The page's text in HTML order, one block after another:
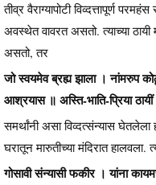
तीव्र वैराग्यापोटी विव्दत्तापूर्ण
अवस्थेत वावरत असतो. त्याच्या
असतो, तर
जो स्वयमेव ब्रह्य झाला । नांमरुप
आश्रयास ॥ अस्ति-भाति-प्रिया
समर्थांनी असा विव्दत्संन्यास
घरातून मारुतीच्या मंदिरात
गोसावी संन्यासी फकीर । यांना